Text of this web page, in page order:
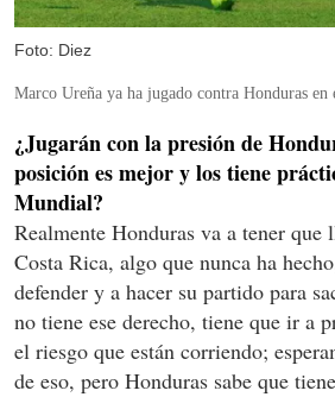
Foto: Diez
Marco Ureña ya ha jugado contra Honduras
¿Jugarán con la presión de
posición es mejor y los tiene
Mundial?
Realmente Honduras va a tener que
Costa Rica, algo que nunca ha
defender y a hacer su partido para
no tiene ese derecho, tiene que ir a
el riesgo que están corriendo;
de eso, pero Honduras sabe que